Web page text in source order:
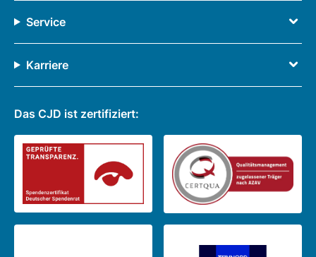
Service
Karriere
Das CJD ist zertifiziert: